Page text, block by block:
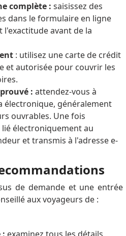
complète : saisissez des
dans le formulaire en ligne
l'exactitude avant de la
: utilisez une carte de crédit
et autorisée pour couvrir les
: attendez-vous à
électronique, généralement
ouvrables. Une fois
électroniquement au
et transmis à l'adresse e-
de demande et une entrée
aux voyageurs de :